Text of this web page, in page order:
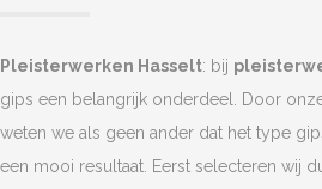
Pleisterwerken Hasselt: bij
gips een belangrijk onderdeel. Door
weten we als geen ander dat het type
een mooi resultaat. Eerst selecteren wij